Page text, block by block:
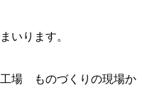
いります。
場 ものづくりの現場か